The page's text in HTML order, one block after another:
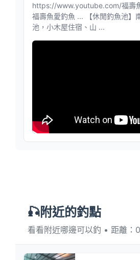
https://www.youtube.com/福壽
福壽魚愛釣魚 ... 【休閒釣魚池】
池，小木屋住宿、山 ...
🎣附近的釣點
看看附近哪邊可以釣 • 距離